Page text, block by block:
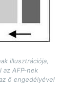
illusztrációja,
az AFP-nek
ő engedélyével